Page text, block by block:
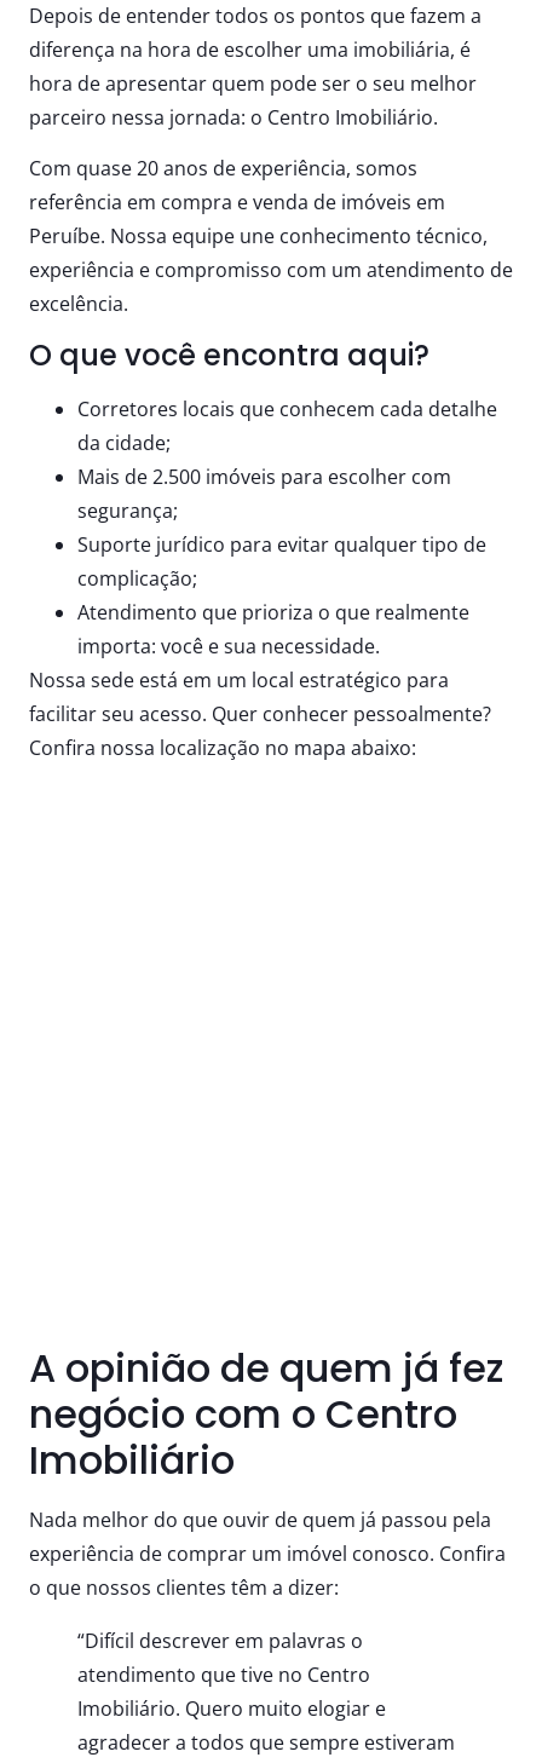
Depois de entender todos os pontos que fazem a
diferença na hora de escolher uma imobiliária, é
hora de apresentar quem pode ser o seu melhor
parceiro nessa jornada: o Centro Imobiliário.
Com quase 20 anos de experiência, somos
referência em compra e venda de imóveis em
Peruíbe. Nossa equipe une conhecimento técnico,
experiência e compromisso com um atendimento de
excelência.
O que você encontra aqui?
Corretores locais que conhecem cada detalhe
da cidade;
Mais de 2.500 imóveis para escolher com
segurança;
Suporte jurídico para evitar qualquer tipo de
complicação;
Atendimento que prioriza o que realmente
importa: você e sua necessidade.
Nossa sede está em um local estratégico para
facilitar seu acesso. Quer conhecer pessoalmente?
Confira nossa localização no mapa abaixo:
A opinião de quem já fez
negócio com o Centro
Imobiliário
Nada melhor do que ouvir de quem já passou pela
experiência de comprar um imóvel conosco. Confira
o que nossos clientes têm a dizer:
“Difícil descrever em palavras o
atendimento que tive no Centro
Imobiliário. Quero muito elogiar e
agradecer a todos que sempre estiveram